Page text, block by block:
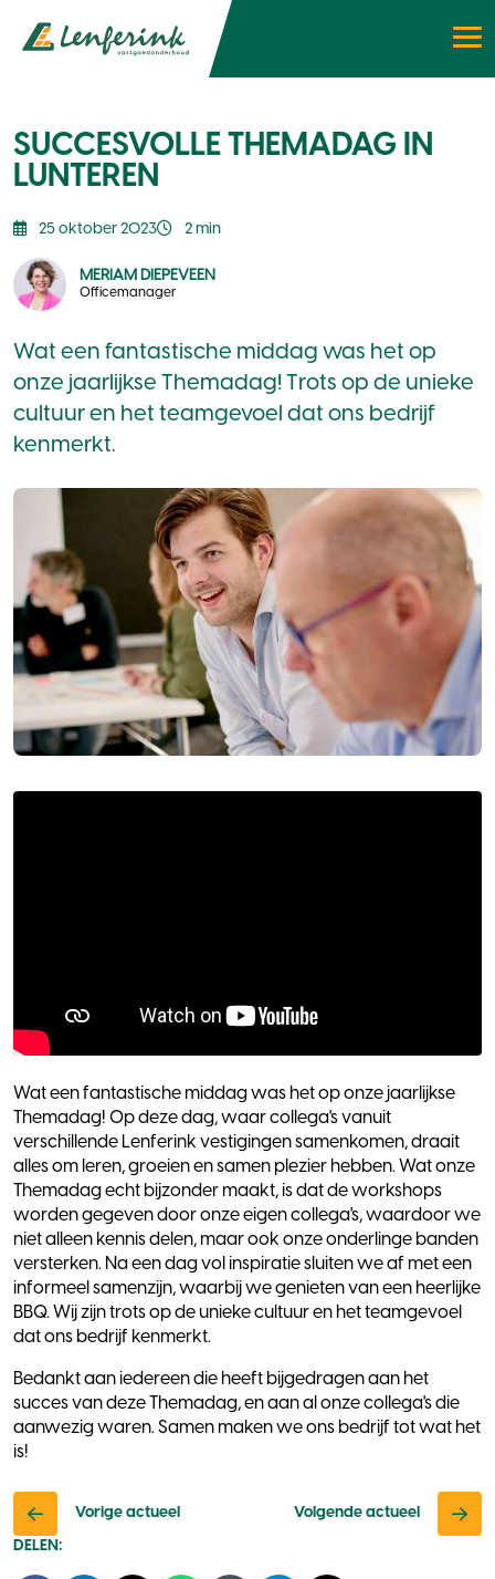
SUCCESVOLLE THEMADAG IN
LUNTEREN
MERIAM DIEPEVEEN
Officemanager
25 oktober 2023 2 min
Wat een fantastische middag was het op
onze jaarlijkse Themadag! Trots op de unieke
cultuur en het teamgevoel dat ons bedrijf
kenmerkt.
Wat een fantastische middag was het op onze jaarlijkse
Themadag! Op deze dag, waar collega's vanuit
verschillende Lenferink vestigingen samenkomen, draait
alles om leren, groeien en samen plezier hebben. Wat onze
Themadag echt bijzonder maakt, is dat de workshops
worden gegeven door onze eigen collega's, waardoor we
niet alleen kennis delen, maar ook onze onderlinge banden
versterken. Na een dag vol inspiratie sluiten we af met een
informeel samenzijn, waarbij we genieten van een heerlijke
BBQ. Wij zijn trots op de unieke cultuur en het teamgevoel
dat ons bedrijf kenmerkt.
Bedankt aan iedereen die heeft bijgedragen aan het
succes van deze Themadag, en aan al onze collega's die
aanwezig waren. Samen maken we ons bedrijf tot wat het
is!
Vorige actueel
Volgende actueel
DELEN: